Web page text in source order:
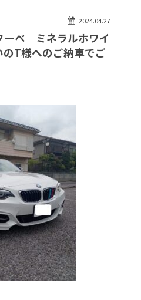
自動車保険
リクルート
2024.04.27
ペ ミネラルホワイ
T様へのご納車でご